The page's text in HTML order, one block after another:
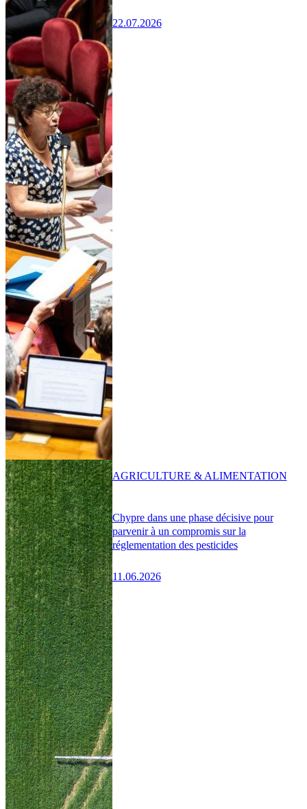
22.07.2026
Chypre dans une phase décisive pour
parvenir à un compromis sur la
réglementation des pesticides
11.06.2026
AGRICULTURE & ALIMENTATION